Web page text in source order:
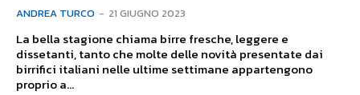
ANDREA TURCO - 21 GIUGNO 2023
La bella stagione chiama birre fresche, leggere e
dissetanti, tanto che molte delle novità presentate dai
birrifici italiani nelle ultime settimane appartengono
proprio a...